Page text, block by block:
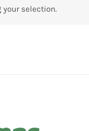
your selection.